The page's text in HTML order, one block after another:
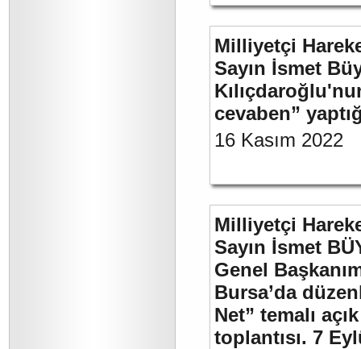
Milliyetçi
Sayın İsmet
cevaben”
16 Kasım 2022
Milliyetçi
Sayın İsmet
Genel
Bursa’da
Net” temalı
toplantısı. 7